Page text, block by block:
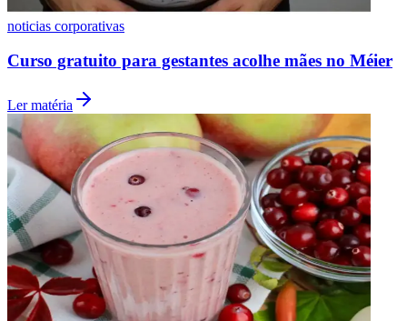
Botafogo
noticias corporativas
Curso gratuito para gestantes acolhe mães no Méier
Ler matéria